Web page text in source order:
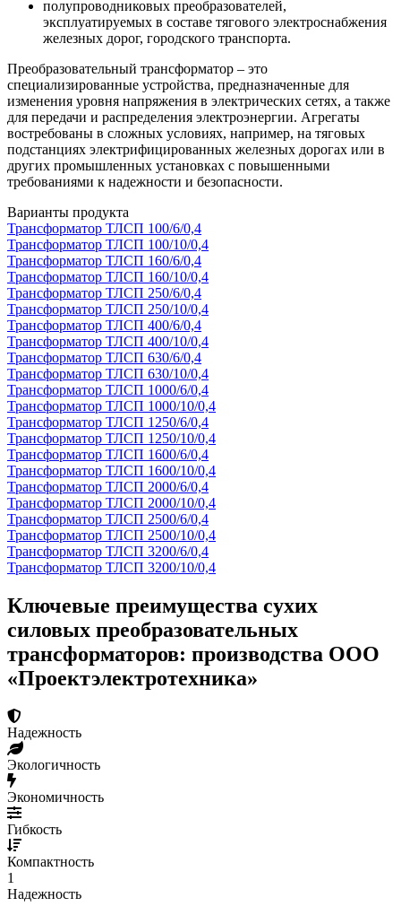
полупроводниковых преобразователей,
эксплуатируемых в составе тягового электроснабжения
железных дорог, городского транспорта.
Преобразовательный трансформатор – это
специализированные устройства, предназначенные для
изменения уровня напряжения в электрических сетях, а также
для передачи и распределения электроэнергии. Агрегаты
востребованы в сложных условиях, например, на тяговых
подстанциях электрифицированных железных дорогах или в
других промышленных установках с повышенными
требованиями к надежности и безопасности.
Варианты продукта
Трансформатор ТЛСП 100/6/0,4
Трансформатор ТЛСП 100/10/0,4
Трансформатор ТЛСП 160/6/0,4
Трансформатор ТЛСП 160/10/0,4
Трансформатор ТЛСП 250/6/0,4
Трансформатор ТЛСП 250/10/0,4
Трансформатор ТЛСП 400/6/0,4
Трансформатор ТЛСП 400/10/0,4
Трансформатор ТЛСП 630/6/0,4
Трансформатор ТЛСП 630/10/0,4
Трансформатор ТЛСП 1000/6/0,4
Трансформатор ТЛСП 1000/10/0,4
Трансформатор ТЛСП 1250/6/0,4
Трансформатор ТЛСП 1250/10/0,4
Трансформатор ТЛСП 1600/6/0,4
Трансформатор ТЛСП 1600/10/0,4
Трансформатор ТЛСП 2000/6/0,4
Трансформатор ТЛСП 2000/10/0,4
Трансформатор ТЛСП 2500/6/0,4
Трансформатор ТЛСП 2500/10/0,4
Трансформатор ТЛСП 3200/6/0,4
Трансформатор ТЛСП 3200/10/0,4
Ключевые преимущества сухих
силовых преобразовательных
трансформаторов: производства ООО
«Проектэлектротехника»
Надежность
Экологичность
Экономичность
Гибкость
Компактность
1
Надежность